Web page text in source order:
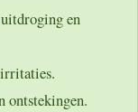
en
ontstekingen.